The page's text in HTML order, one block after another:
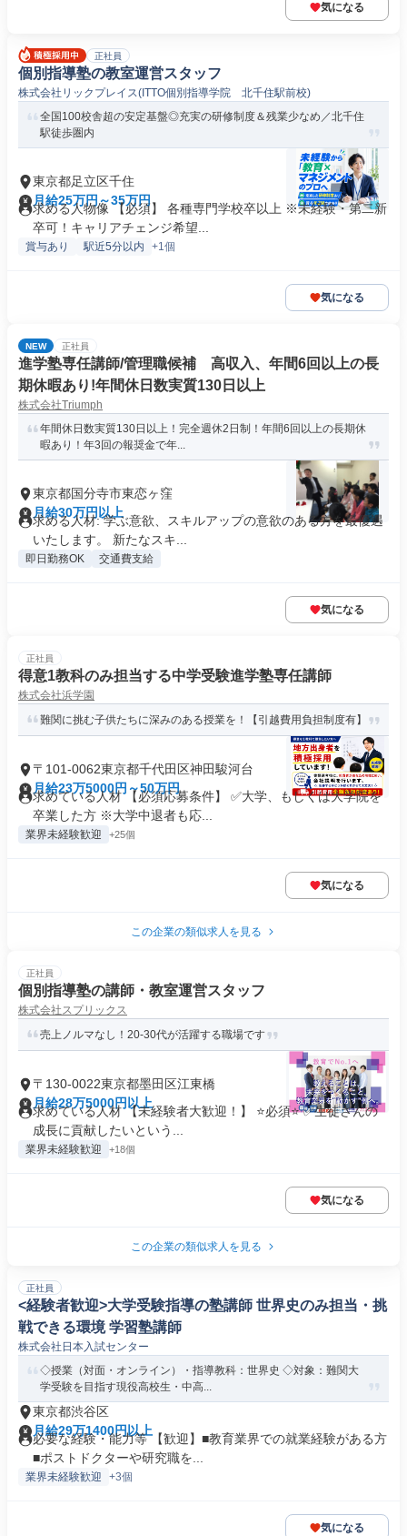
気になる
正社員
個別指導塾の教室運営スタッフ
株式会社リックプレイス(ITTO個別指導学院 北千住駅前校)
全国100校舎超の安定基盤◎充実の研修制度＆残業少なめ／北千住
駅徒歩圏内
東京都足立区千住
月給25万円～35万円
求める人物像 【必須】 各種専門学校卒以上 ※未経験・第二新
卒可！キャリアチェンジ希望...
賞与あり 駅近5分以内 +1個
気になる
NEW 正社員
進学塾専任講師/管理職候補 高収入、年間6回以上の長
期休暇あり!年間休日数実質130日以上
株式会社Triumph
年間休日数実質130日以上！完全週休2日制！年間6回以上の長期休
暇あり！年3回の報奨金で年...
東京都国分寺市東恋ヶ窪
月給30万円以上
求める人材: 学ぶ意欲、スキルアップの意欲のある方を最優遇
いたします。 新たなスキ...
即日勤務OK 交通費支給
気になる
正社員
得意1教科のみ担当する中学受験進学塾専任講師
株式会社浜学園
難関に挑む子供たちに深みのある授業を！【引越費用負担制度有】
〒101-0062東京都千代田区神田駿河台
月給23万5000円～50万円
求めている人材 【必須応募条件】 ✅大学、もしくは大学院を
卒業した方 ※大学中退者も応...
業界未経験歓迎 +25個
気になる
この企業の類似求人を見る
正社員
個別指導塾の講師・教室運営スタッフ
株式会社スプリックス
売上ノルマなし！20-30代が活躍する職場です
〒130-0022東京都墨田区江東橋
月給28万5000円以上
求めている人材 【未経験者大歓迎！】 ⭐️必須⭐️ ✅生徒さんの
成長に貢献したいという...
業界未経験歓迎 +18個
気になる
この企業の類似求人を見る
正社員
<経験者歓迎>大学受験指導の塾講師 世界史のみ担当・挑
戦できる環境 学習塾講師
株式会社日本入試センター
◇授業（対面・オンライン）・指導教科：世界史 ◇対象：難関大
学受験を目指す現役高校生・中高...
東京都渋谷区
月給29万1400円以上
必要な経験・能力等 【歓迎】■教育業界での就業経験がある方
■ポストドクターや研究職を...
業界未経験歓迎 +3個
気になる